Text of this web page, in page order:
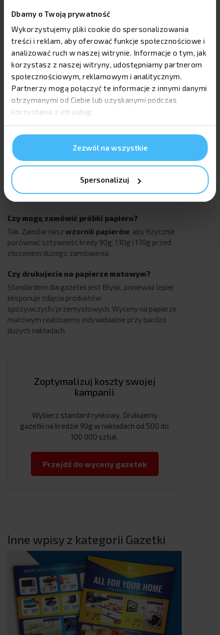
Dbamy o Twoją prywatność
Wykorzystujemy pliki cookie do spersonalizowania
treści i reklam, aby oferować funkcje społecznościowe i
analizować ruch w naszej witrynie. Informacje o tym, jak
korzystasz z naszej witryny, udostępniamy partnerom
społecznościowym, reklamowym i analitycznym.
Partnerzy mogą połączyć te informacje z innymi danymi
otrzymanymi od Ciebie lub uzyskanymi podczas
korzystania z ich usług.
Zezwól na wszystkie
Spersonalizuj
promocji). Nakładanie folii na papier 90g:
Spowodowałoby "zwijanie się" kartek
(naprężenie folii jest zbyt duże dla
cienkiego papieru).
Znacznie podniosłoby koszt jednostkowy.
Utrudniłoby recykling niesprzedanego
nakładu (konieczność oddzielenia plastiku
od celulozy).
5. Szybkie pytania (FAQ)
Czy papier 90g nadaje się do pisania?
Słabo. Kreda błysk jest śliska. Długopis może się
mazać, a ołówek nie będzie widoczny. Do pisania (np.
krzyżówki) lepszy jest papier offsetowy.
Czy mogę zamówić próbki papieru?
Tak. Zamów nasz wzornik papierów, aby fizycznie
porównać sztywność kredy 90g, 130g i 170g przed
złożeniem dużego zamówienia.
Czy drukujecie na papierze matowym?
Standardem dla gazetek jest Błysk, ponieważ lepiej
eksponuje zdjęcia produktów
spożywczych/przemysłowych. Wyceny na papierze
matowym realizujemy indywidualnie przy bardzo
dużych nakładach.
Zoptymalizuj koszty swojej
kampanii
Wybierz standard rynkowy. Drukujemy
gazetki na kredzie 90g w nakładach od 500 do
100 000 sztuk.
Przejdź do wyceny gazetek
Inne wpisy z kategorii Gazetki